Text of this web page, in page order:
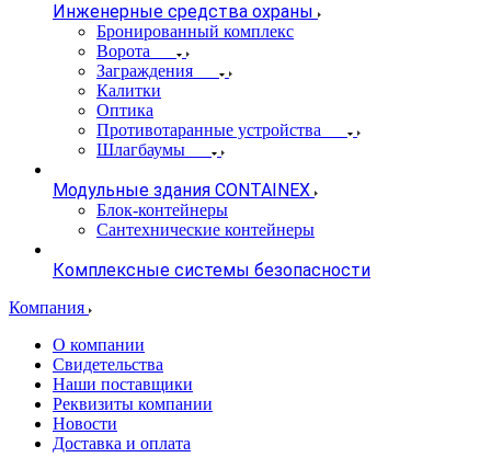
Инженерные средства охраны
Бронированный комплекс
Ворота
Заграждения
Калитки
Оптика
Противотаранные устройства
Шлагбаумы
Модульные здания CONTAINEX
Блок-контейнеры
Сантехнические контейнеры
Комплексные системы безопасности
Компания
О компании
Свидетельства
Наши поставщики
Реквизиты компании
Новости
Доставка и оплата